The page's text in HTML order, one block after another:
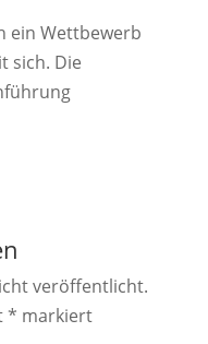
ein Wettbewerb
sich. Die
veröffentlicht.
* markiert